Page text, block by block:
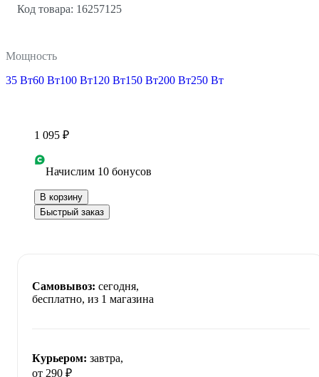
Код товара: 16257125
Мощность
35 Вт60 Вт100 Вт120 Вт150 Вт200 Вт250 Вт
1 095 ₽
Начислим 10 бонусов
В корзину
Быстрый заказ
Самовывоз: сегодня,
бесплатно, из 1 магазина
Курьером: завтра,
от 290 ₽